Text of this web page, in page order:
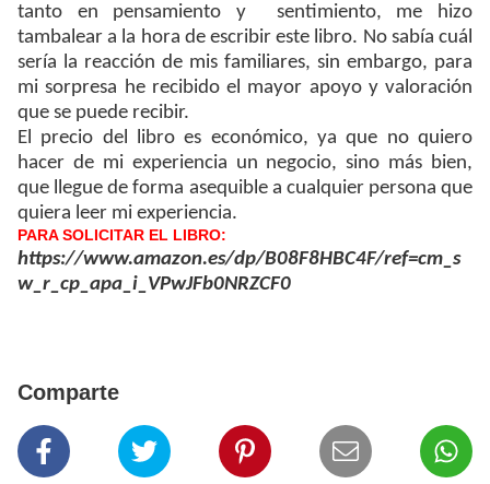
tanto en pensamiento y sentimiento, me hizo
tambalear a la hora de escribir este libro. No sabía cuál
sería la reacción de mis familiares, sin embargo, para
mi sorpresa he recibido el mayor apoyo y valoración
que se puede recibir.
El precio del libro es económico, ya que no quiero
hacer de mi experiencia un negocio, sino más bien,
que llegue de forma asequible a cualquier persona que
quiera leer mi experiencia.
PARA SOLICITAR EL LIBRO:
https://www.amazon.es/dp/B08F8HBC4F/ref=cm_s
w_r_cp_apa_i_VPwJFb0NRZCF0
Comparte